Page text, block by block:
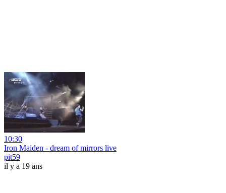
10:30
Iron Maiden - dream of mirrors live
pit59
il y a 19 ans